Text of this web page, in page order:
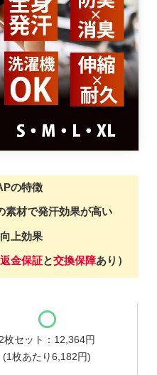
の特徴
素材で発汗効果が高い
上効果
返金保証と交換保障あり）
枚セット：12,364円
(1枚あたり6,182円)